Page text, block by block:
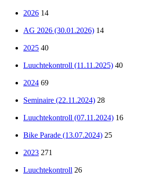
2026 14
AG 2026 (30.01.2026) 14
2025 40
Luuchtekontroll (11.11.2025) 40
2024 69
Seminaire (22.11.2024) 28
Luuchtekontroll (07.11.2024) 16
Bike Parade (13.07.2024) 25
2023 271
Luuchtekontroll 26